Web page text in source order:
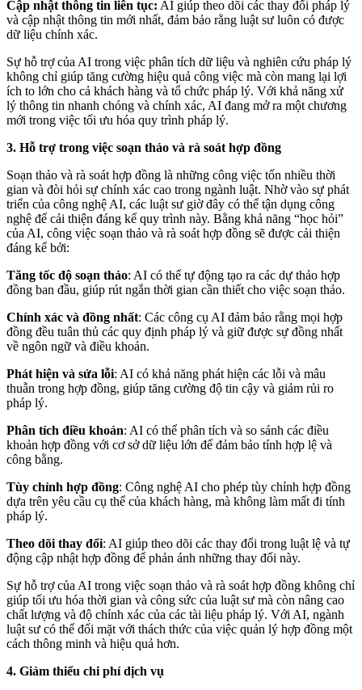
Cập nhật thông tin liên tục: AI giúp theo dõi các thay đổi pháp lý
và cập nhật thông tin mới nhất, đảm bảo rằng luật sư luôn có được
dữ liệu chính xác.
Sự hỗ trợ của AI trong việc phân tích dữ liệu và nghiên cứu pháp lý
không chỉ giúp tăng cường hiệu quả công việc mà còn mang lại lợi
ích to lớn cho cả khách hàng và tổ chức pháp lý. Với khả năng xử
lý thông tin nhanh chóng và chính xác, AI đang mở ra một chương
mới trong việc tối ưu hóa quy trình pháp lý.
3. Hỗ trợ trong việc soạn thảo và rà soát hợp đồng
Soạn thảo và rà soát hợp đồng là những công việc tốn nhiều thời
gian và đòi hỏi sự chính xác cao trong ngành luật. Nhờ vào sự phát
triển của công nghệ AI, các luật sư giờ đây có thể tận dụng công
nghệ để cải thiện đáng kể quy trình này. Bằng khả năng “học hỏi”
của AI, công việc soạn thảo và rà soát hợp đồng sẽ được cải thiện
đáng kể bởi:
Tăng tốc độ soạn thảo: AI có thể tự động tạo ra các dự thảo hợp
đồng ban đầu, giúp rút ngắn thời gian cần thiết cho việc soạn thảo.
Chính xác và đồng nhất: Các công cụ AI đảm bảo rằng mọi hợp
đồng đều tuân thủ các quy định pháp lý và giữ được sự đồng nhất
về ngôn ngữ và điều khoản.
Phát hiện và sửa lỗi: AI có khả năng phát hiện các lỗi và mâu
thuẫn trong hợp đồng, giúp tăng cường độ tin cậy và giảm rủi ro
pháp lý.
Phân tích điều khoản: AI có thể phân tích và so sánh các điều
khoản hợp đồng với cơ sở dữ liệu lớn để đảm bảo tính hợp lệ và
công bằng.
Tùy chỉnh hợp đồng: Công nghệ AI cho phép tùy chỉnh hợp đồng
dựa trên yêu cầu cụ thể của khách hàng, mà không làm mất đi tính
pháp lý.
Theo dõi thay đổi: AI giúp theo dõi các thay đổi trong luật lệ và tự
động cập nhật hợp đồng để phản ánh những thay đổi này.
Sự hỗ trợ của AI trong việc soạn thảo và rà soát hợp đồng không chỉ
giúp tối ưu hóa thời gian và công sức của luật sư mà còn nâng cao
chất lượng và độ chính xác của các tài liệu pháp lý. Với AI, ngành
luật sư có thể đối mặt với thách thức của việc quản lý hợp đồng một
cách thông minh và hiệu quả hơn.
4. Giảm thiểu chi phí dịch vụ